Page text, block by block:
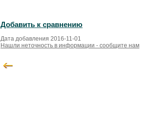
Добавить к сравнению
Дата добавления 2016-11-01
Нашли неточность в информации - сообщите нам